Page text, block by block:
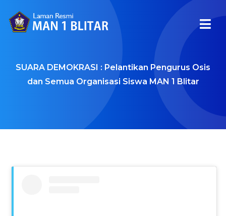
SUARA DEMOKRASI : Pelantikan Pengurus Osis
dan Semua Organisasi Siswa MAN 1 Blitar